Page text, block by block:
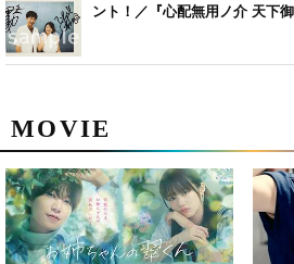
MOVIE
ント！／『心配無用ノ介 天下御